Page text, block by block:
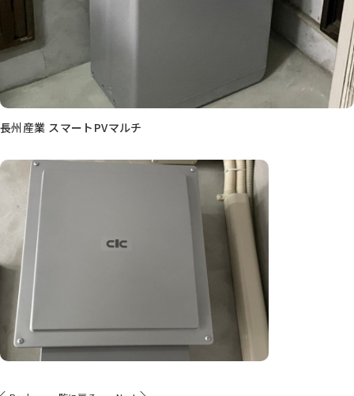
長州産業 スマートPVマルチ